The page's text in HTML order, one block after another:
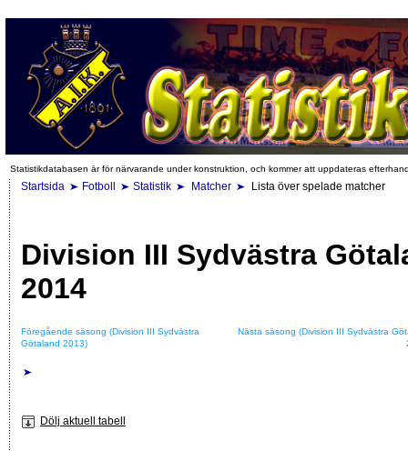
Statistikdatabasen är för närvarande under konstruktion, och kommer att uppdateras
Startsida Fotboll Statistik Matcher Lista över spelade matcher
Division III Sydvästra
2014
Föregående säsong (Division III Sydvästra
Götaland 2013)
Nästa säsong (Division III Sydvästra
Dölj aktuell tabell